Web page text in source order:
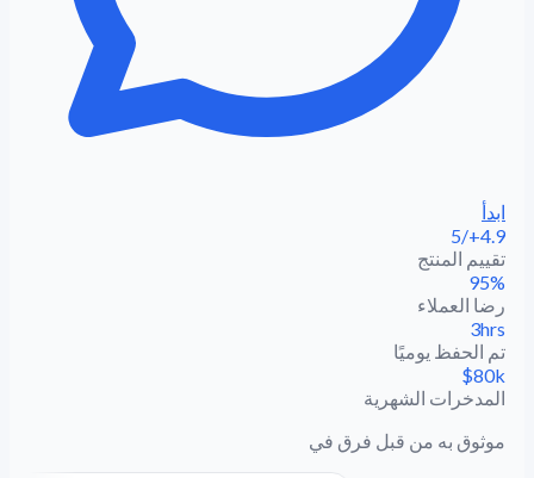
ابدأ
4.9+/5
تقييم المنتج
95%
رضا العملاء
3hrs
تم الحفظ يوميًا
$80k
المدخرات الشهرية
موثوق به من قبل فرق في